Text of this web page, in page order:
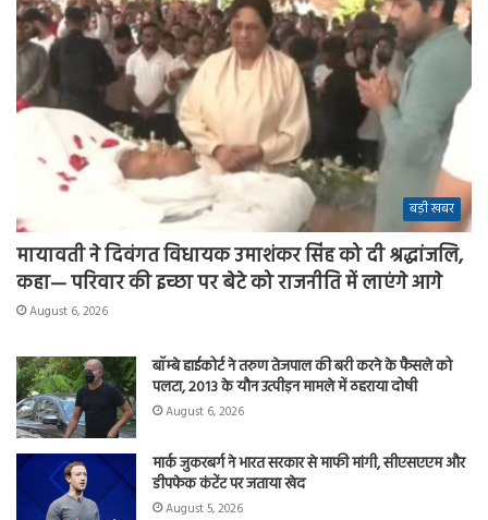
बड़ी खबर
मायावती ने दिवंगत विधायक उमाशंकर सिंह को दी श्रद्धांजलि,
कहा— परिवार की इच्छा पर बेटे को राजनीति में लाएंगे आगे
August 6, 2026
बॉम्बे हाईकोर्ट ने तरुण तेजपाल की बरी करने के फैसले को
पलटा, 2013 के यौन उत्पीड़न मामले में ठहराया दोषी
August 6, 2026
मार्क जुकरबर्ग ने भारत सरकार से माफी मांगी, सीएसएएम और
डीपफेक कंटेंट पर जताया खेद
August 5, 2026